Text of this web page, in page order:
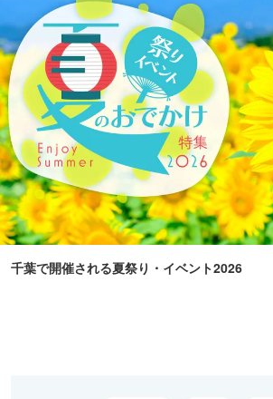
千葉で開催される夏祭り・イベント2026